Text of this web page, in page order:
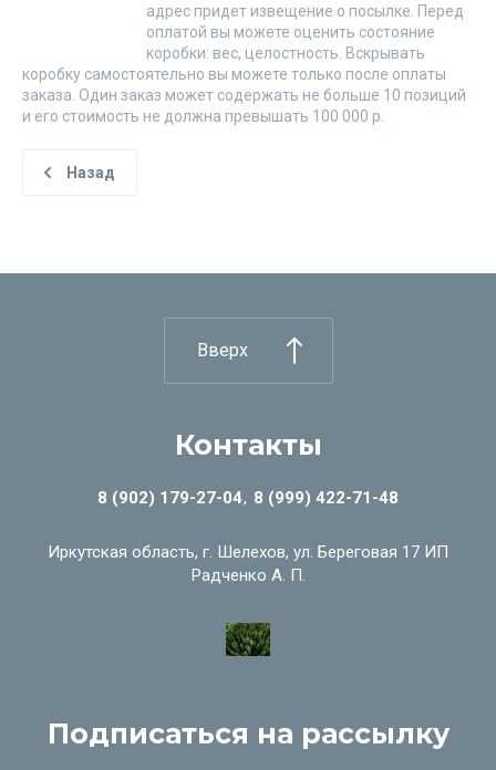
адрес придет извещение о посылке. Перед
оплатой вы можете оценить состояние
коробки: вес, целостность. Вскрывать
коробку самостоятельно вы можете только после оплаты
заказа. Один заказ может содержать не больше 10 позиций
и его стоимость не должна превышать 100 000 р.
Назад
Вверх
Контакты
8 (902) 179-27-04 8 (999) 422-71-48
Иркутская область, г. Шелехов, ул. Береговая 17 ИП
Радченко А. П.
Подписаться на рассылку